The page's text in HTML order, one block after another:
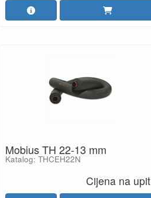
Mobius TH 22-13 mm
Katalog: THCEH22N
Cijena na upit